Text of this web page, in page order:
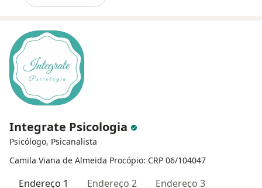
Integrate Psicologia
Psicólogo, Psicanalista
Camila Viana de Almeida Procópio: CRP 06/104047
Endereço 1 Endereço 2 Endereço 3